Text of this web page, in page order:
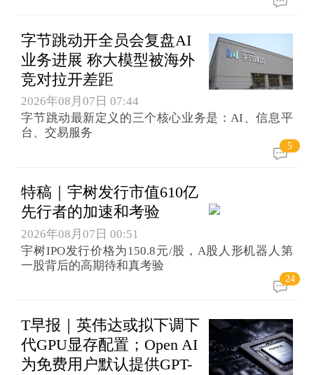
字节跳动开全员会复盘AI
业务进展 称大模型被海外
竞对拉开差距
2026年08月07日 07:44
字节跳动最新定义的三个核心业务是：AI、信息平
台、交易服务
5
特稿｜宇树发行市值610亿
先行者的加速和考验
2026年08月07日 00:51
宇树IPO发行价格为150.8元/股，A股人形机器人第
一股背后的高期待和真考验
24
T早报｜英伟达或拟下调下
代GPU显存配置；Open AI
为免费用户默认提供GPT-